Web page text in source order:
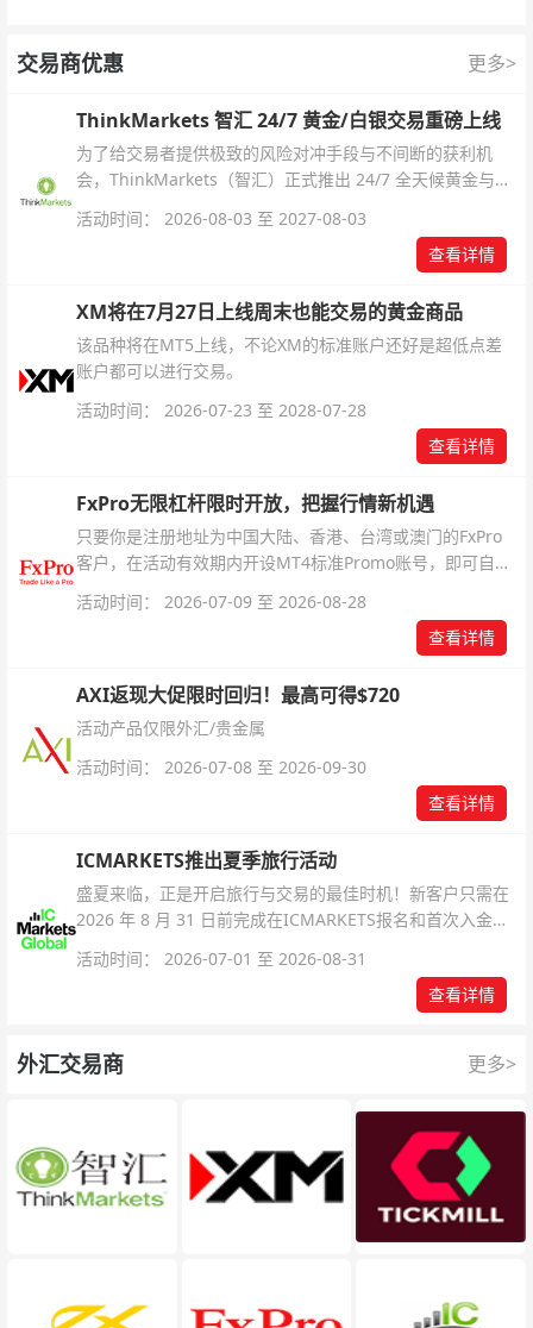
交易商优惠 更多>
ThinkMarkets 智汇 24/7 黄金/白银交易重磅上线
为了给交易者提供极致的风险对冲手段与不间断的获利机
会，ThinkMarkets（智汇）正式推出 24/7 全天候黄金与白
杆配置、支持软件及交易细则。
活动时间： 2026-08-03 至 2027-08-03
查看详情
XM将在7月27日上线周末也能交易的黄金商品
该品种将在MT5上线，不论XM的标准账户还好是超低点差
账户都可以进行交易。
活动时间： 2026-07-23 至 2028-07-28
查看详情
FxPro无限杠杆限时开放，把握行情新机遇
只要你是注册地址为中国大陆、香港、台湾或澳门的FxPro
客户，在活动有效期内开设MT4标准Promo账号，即可自动
活动时间： 2026-07-09 至 2026-08-28
查看详情
AXI返现大促限时回归！最高可得$720
活动产品仅限外汇/贵金属
活动时间： 2026-07-08 至 2026-09-30
查看详情
ICMARKETS推出夏季旅行活动
盛夏来临，正是开启旅行与交易的最佳时机！新客户只需在
2026 年 8 月 31 日前完成在ICMARKETS报名和首次入金即
活动时间： 2026-07-01 至 2026-08-31
查看详情
外汇交易商 更多>